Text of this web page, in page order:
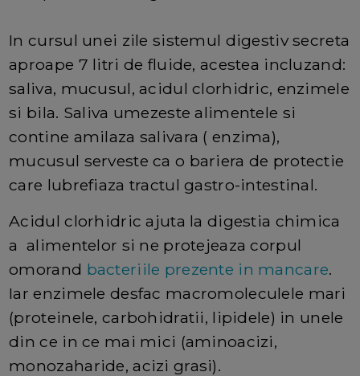
In cursul unei zile sistemul digestiv secreta
aproape 7 litri de fluide, acestea incluzand:
saliva, mucusul, acidul clorhidric, enzimele
si bila. Saliva umezeste alimentele si
contine amilaza salivara ( enzima),
mucusul serveste ca o bariera de protectie
care lubrefiaza tractul gastro-intestinal.
Acidul clorhidric ajuta la digestia chimica
a alimentelor si ne protejeaza corpul
omorand bacteriile prezente in mancare.
Iar enzimele desfac macromoleculele mari
(proteinele, carbohidratii, lipidele) in unele
din ce in ce mai mici (aminoacizi,
monozaharide, acizi grasi).